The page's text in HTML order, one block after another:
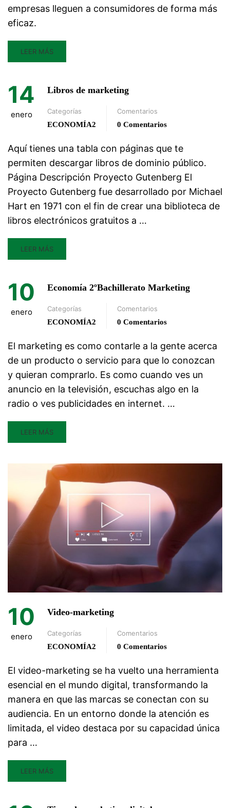
empresas lleguen a consumidores de forma más
eficaz.
LEER MÁS
14
enero
Libros de marketing
Categorías
ECONOMÍA2
Comentarios
0 Comentarios
Aquí tienes una tabla con páginas que te
permiten descargar libros de dominio público.
Página Descripción Proyecto Gutenberg El
Proyecto Gutenberg fue desarrollado por Michael
Hart en 1971 con el fin de crear una biblioteca de
libros electrónicos gratuitos a …
LEER MÁS
10
enero
Economía 2ºBachillerato Marketing
Categorías
ECONOMÍA2
Comentarios
0 Comentarios
El marketing es como contarle a la gente acerca
de un producto o servicio para que lo conozcan
y quieran comprarlo. Es como cuando ves un
anuncio en la televisión, escuchas algo en la
radio o ves publicidades en internet. …
LEER MÁS
10
enero
Video-marketing
Categorías
ECONOMÍA2
Comentarios
0 Comentarios
El video-marketing se ha vuelto una herramienta
esencial en el mundo digital, transformando la
manera en que las marcas se conectan con su
audiencia. En un entorno donde la atención es
limitada, el video destaca por su capacidad única
para …
LEER MÁS